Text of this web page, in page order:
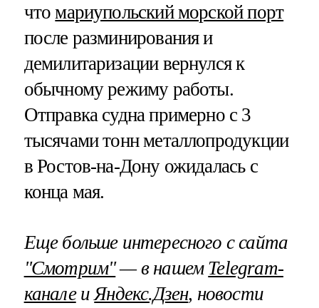
чтомариупольский морской порт
после разминирования и
демилитаризации вернулся к
обычному режиму работы.
Отправка судна примерно с 3
тысячами тонн металлопродукции
в Ростов-на-Дону ожидалась с
конца мая.
Еще больше интересного с сайта
"Смотрим"— в нашем Telegram-
каналеиЯндекс.Дзен, новости